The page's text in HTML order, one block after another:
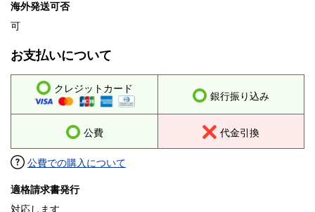
海外発送可否
可
お支払いについて
クレジットカード
銀行振り込み
公費 代金引換
公費での購入について
適格請求書発行
対応します